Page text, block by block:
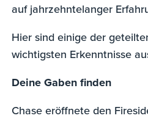
auf jahrzehntelanger
Hier sind einige der
wichtigsten Erkenntnisse
Deine Gaben finden
Chase eröffnete den